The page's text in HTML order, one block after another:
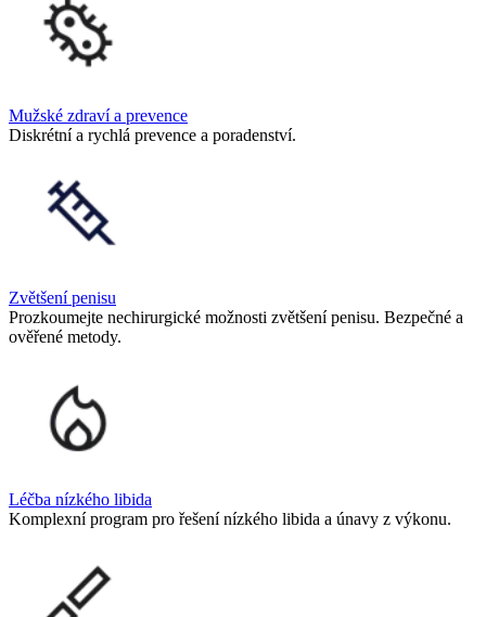
Mužské zdraví a prevence
Diskrétní a rychlá prevence a poradenství.
Zvětšení penisu
Prozkoumejte nechirurgické možnosti zvětšení penisu. Bezpečné a
ověřené metody.
Léčba nízkého libida
Komplexní program pro řešení nízkého libida a únavy z výkonu.